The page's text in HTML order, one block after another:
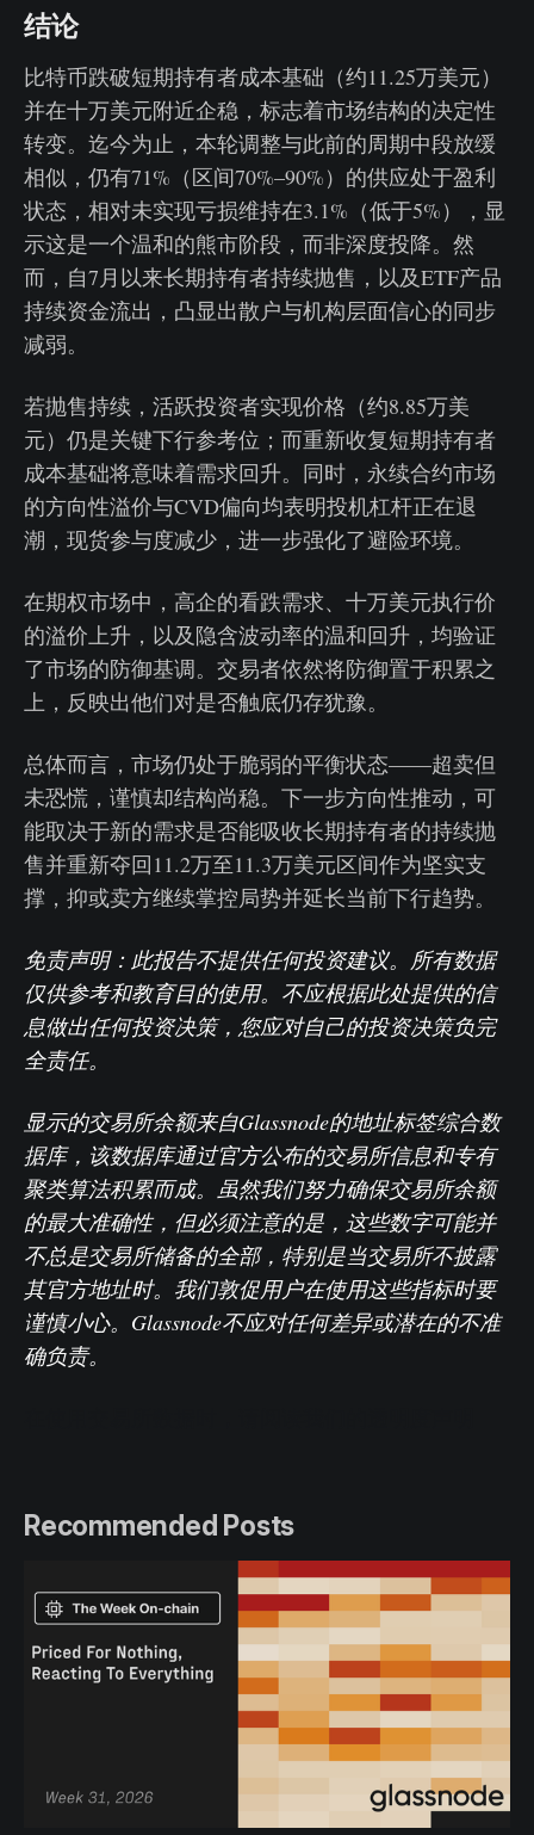
结论
比特币跌破短期持有者成本基础（约11.25万美元）
并在十万美元附近企稳，标志着市场结构的决定性
转变。迄今为止，本轮调整与此前的周期中段放缓
相似，仍有71%（区间70%–90%）的供应处于盈利
状态，相对未实现亏损维持在3.1%（低于5%），显
示这是一个温和的熊市阶段，而非深度投降。然
而，自7月以来长期持有者持续抛售，以及ETF产品
持续资金流出，凸显出散户与机构层面信心的同步
减弱。
若抛售持续，活跃投资者实现价格（约8.85万美
元）仍是关键下行参考位；而重新收复短期持有者
成本基础将意味着需求回升。同时，永续合约市场
的方向性溢价与CVD偏向均表明投机杠杆正在退
潮，现货参与度减少，进一步强化了避险环境。
在期权市场中，高企的看跌需求、十万美元执行价
的溢价上升，以及隐含波动率的温和回升，均验证
了市场的防御基调。交易者依然将防御置于积累之
上，反映出他们对是否触底仍存犹豫。
总体而言，市场仍处于脆弱的平衡状态——超卖但
未恐慌，谨慎却结构尚稳。下一步方向性推动，可
能取决于新的需求是否能吸收长期持有者的持续抛
售并重新夺回11.2万至11.3万美元区间作为坚实支
撑，抑或卖方继续掌控局势并延长当前下行趋势。
免责声明：此报告不提供任何投资建议。所有数据
仅供参考和教育目的使用。不应根据此处提供的信
息做出任何投资决策，您应对自己的投资决策负完
全责任。
显示的交易所余额来自Glassnode的地址标签综合数
据库，该数据库通过官方公布的交易所信息和专有
聚类算法积累而成。虽然我们努力确保交易所余额
的最大准确性，但必须注意的是，这些数字可能并
不总是交易所储备的全部，特别是当交易所不披露
其官方地址时。我们敦促用户在使用这些指标时要
谨慎小心。Glassnode不应对任何差异或潜在的不准
确负责。
Recommended Posts